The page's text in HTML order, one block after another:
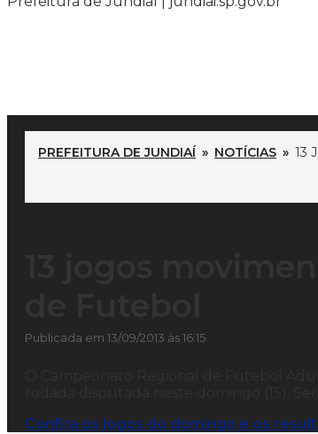
PREFEITURA DE JUNDIAÍ » NOTÍCIAS » 13
Publicada em 13/09/2013 às 16:15
Confira os jogos do domingo e os